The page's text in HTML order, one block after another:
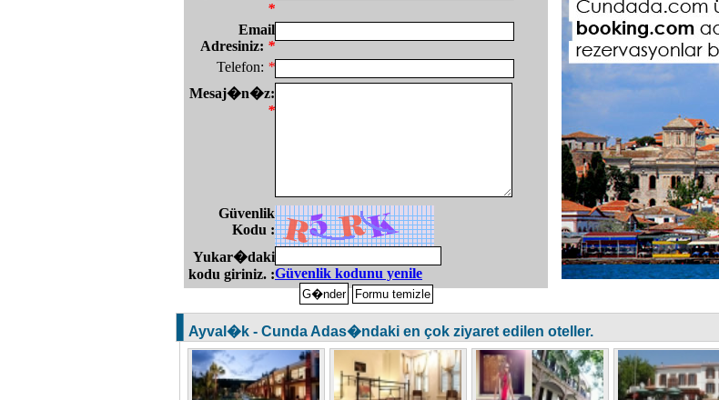
*
Email
Adresiniz: *
Telefon: *
Mesaj�n�z:
*
Güvenlik
Kodu :
Yukar�daki
kodu giriniz. :Güvenlik kodunu yenile
Ayval�k - Cunda Adas�ndaki en çok ziyaret edilen oteller.